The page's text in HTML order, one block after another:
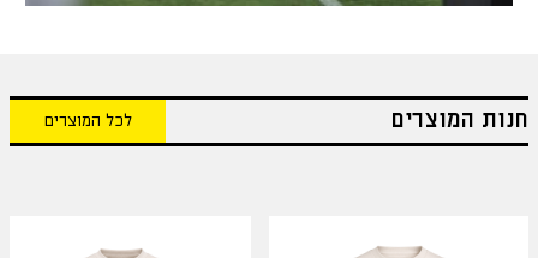
חנות המוצרים לכל המוצרים